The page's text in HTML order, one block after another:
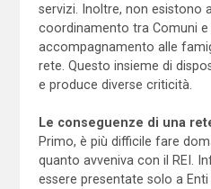
servizi. Inoltre, non esistono
coordinamento tra Comuni
accompagnamento alle
rete. Questo insieme di
e produce diverse criticità.
Le conseguenze di una
Primo, è più difficile fare
quanto avveniva con il REI.
essere presentate solo a